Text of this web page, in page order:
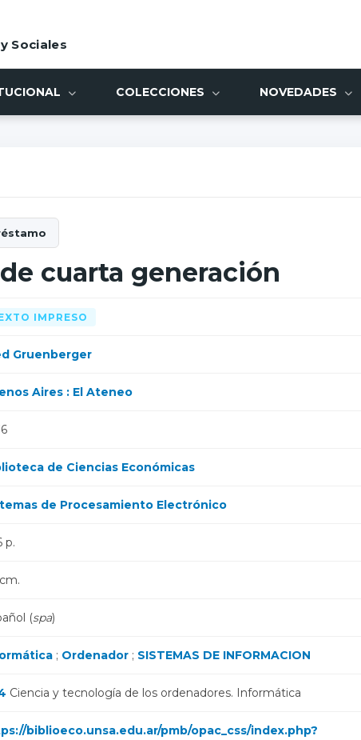
Sociales
COLECCIONES NOVEDADES
cuarta generación
IMPRESO
Gruenberger
Aires : El Ateneo
de Ciencias Económicas
de Procesamiento Electrónico
p.
(spa)
; Ordenador; SISTEMAS DE INFORMACION
Ciencia y tecnología de los ordenadores. Informática
biblioeco.unsa.edu.ar/pmb/opac_css/index.php?